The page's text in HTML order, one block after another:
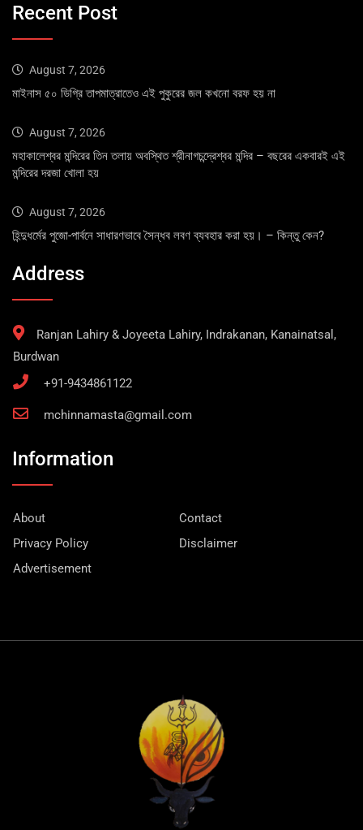
Recent Post
August 7, 2026
মাইনাস ৫০ ডিগ্রি তাপমাত্রাতেও এই পুকুরের জল কখনো বরফ হয় না
August 7, 2026
মহাকালেশ্বর মন্দিরের তিন তলায় অবস্থিত শ্রীনাগচন্দ্রেশ্বর মন্দির – বছরের একবারই এই
মন্দিরের দরজা খোলা হয়
August 7, 2026
হিন্দুধর্মের পুজো-পার্বনে সাধারণভাবে সৈন্ধব লবণ ব্যবহার করা হয়। – কিন্তু কেন?
Address
Ranjan Lahiry & Joyeeta Lahiry, Indrakanan, Kanainatsal,
Burdwan
+91-9434861122
mchinnamasta@gmail.com
Information
About
Contact
Privacy Policy
Disclaimer
Advertisement